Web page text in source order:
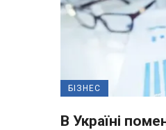
БІЗНЕС
В Україні